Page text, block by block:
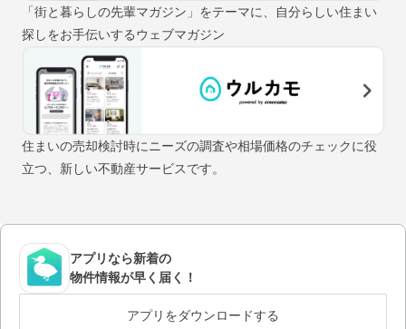
「街と暮らしの先輩マガジン」をテーマに、自分らしい住まい
探しをお手伝いするウェブマガジン
住まいの売却検討時にニーズの調査や相場価格のチェックに役
立つ、新しい不動産サービスです。
アプリなら新着の
物件情報が早く届く！
アプリをダウンロードする